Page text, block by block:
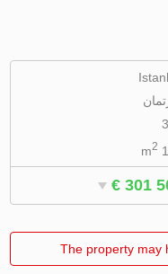
2
€ 301
The property may